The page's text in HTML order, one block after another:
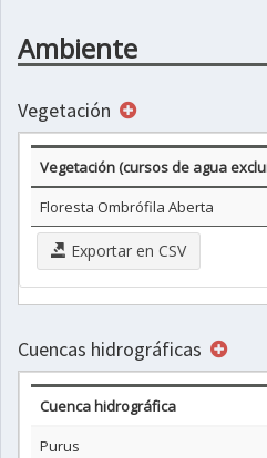
Ambiente
Vegetación
Vegetación (cursos de agua
Floresta Ombrófila Aberta
Exportar en CSV
Cuencas hidrográficas
Cuenca hidrográfica
Purus